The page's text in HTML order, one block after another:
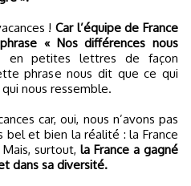
!Car l’équipe de France
« Nos différences nous
petites lettres de façon
phrase nous dit que ce qui
nous ressemble.
car, oui, nous n’avons pas
bel et bien la réalité : la France
surtout, la France a gagné
dans sa diversité.